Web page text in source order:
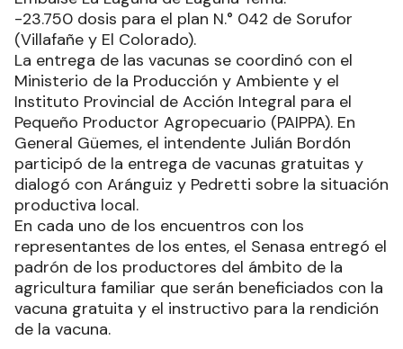
-23.750 dosis para el plan N.° 042 de Sorufor
(Villafañe y El Colorado).
La entrega de las vacunas se coordinó con el
Ministerio de la Producción y Ambiente y el
Instituto Provincial de Acción Integral para el
Pequeño Productor Agropecuario (PAIPPA). En
General Güemes, el intendente Julián Bordón
participó de la entrega de vacunas gratuitas y
dialogó con Aránguiz y Pedretti sobre la situación
productiva local.
En cada uno de los encuentros con los
representantes de los entes, el Senasa entregó el
padrón de los productores del ámbito de la
agricultura familiar que serán beneficiados con la
vacuna gratuita y el instructivo para la rendición
de la vacuna.